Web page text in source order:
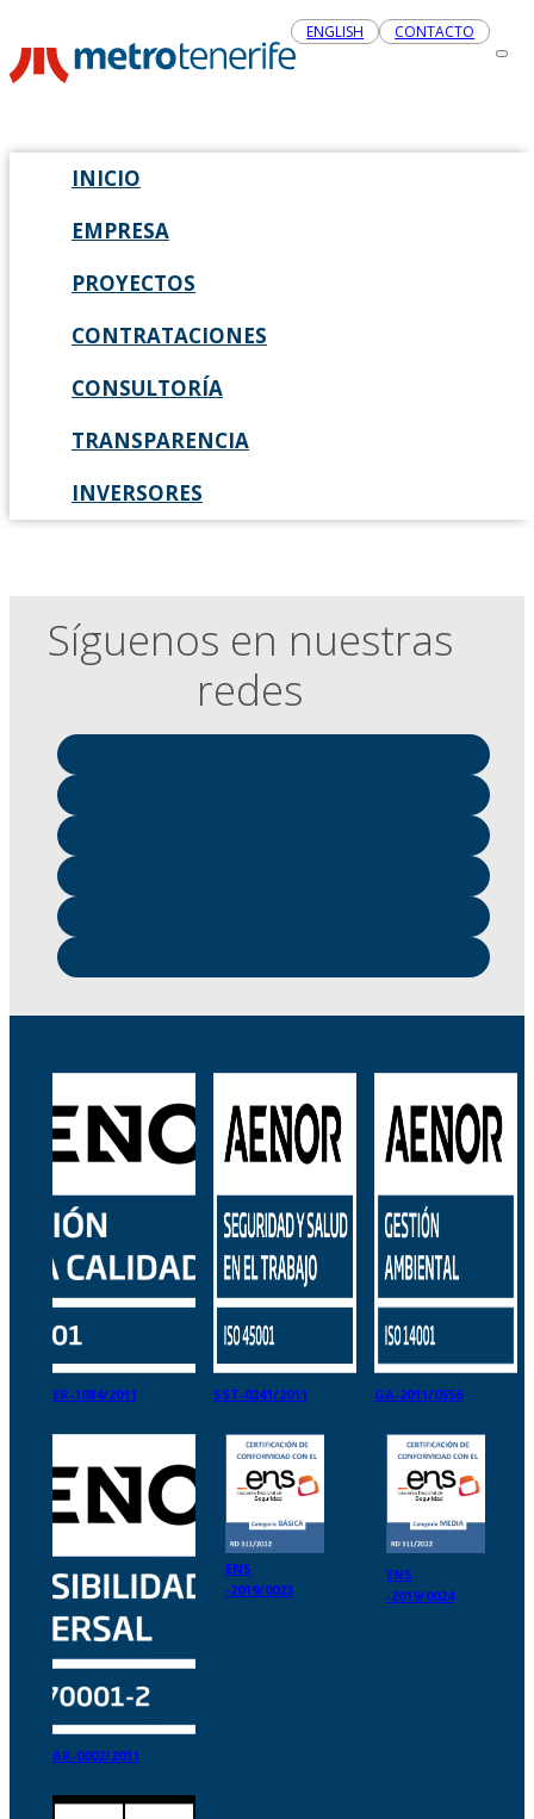
ENGLISH CONTACTO
INICIO
EMPRESA
PROYECTOS
CONTRATACIONES
CONSULTORÍA
TRANSPARENCIA
INVERSORES
Síguenos en nuestras
redes
ER-1084/2011 SST-0241/2011 GA-2011/0556
AR-0002/2011
ENS
-2019/0023
ENS
-2019/0024